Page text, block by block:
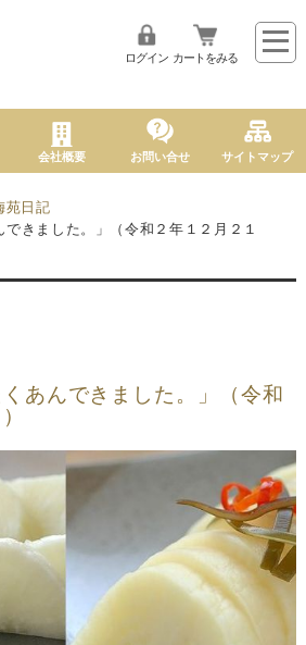
ログイン カートをみる
会社概要 お問い合せ サイトマップ
苑日記
できました。」（令和２年１２月２１
くあんできました。」（令和